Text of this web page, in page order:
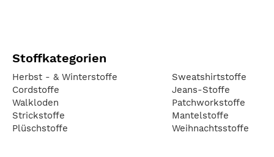
Stoffkategorien
Herbst - & Winterstoffe
Cordstoffe
Walkloden
Strickstoffe
Plüschstoffe
Sweatshirtstoffe
Jeans-Stoffe
Patchworkstoffe
Mantelstoffe
Weihnachtsstoffe